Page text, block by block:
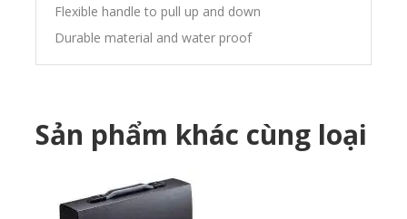
Flexible handle to pull up and down
Durable material and water proof
Sản phẩm khác cùng loại